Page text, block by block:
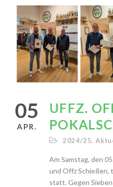
05
APR.
UFFZ.
2024/25,
Am Samstag, den
und Offz Schießen,
statt. Gegen